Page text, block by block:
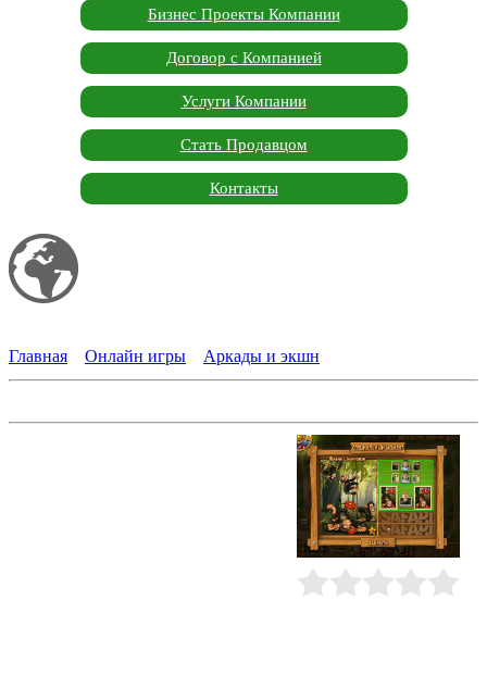
Бизнес Проекты Компании
Договор с Компанией
Услуги Компании
Стать Продавцом
Контакты
Главная
Онлайн игры Аркады и экшн